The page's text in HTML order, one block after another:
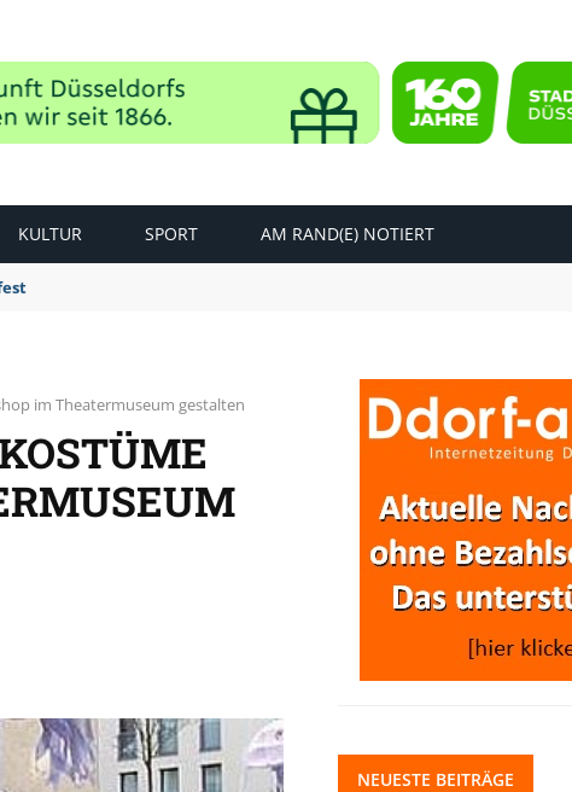
KULTUR SPORT AM RAND(E) NOTIERT
im Theatermuseum gestalten
NEUESTE BEITRÄGE